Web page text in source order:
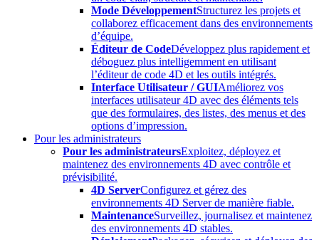
Mode DéveloppementStructurez les projets et
collaborez efficacement dans des environnements
d’équipe.
Éditeur de CodeDéveloppez plus rapidement et
déboguez plus intelligemment en utilisant
l’éditeur de code 4D et les outils intégrés.
Interface Utilisateur / GUIAméliorez vos
interfaces utilisateur 4D avec des éléments tels
que des formulaires, des listes, des menus et des
options d’impression.
Pour les administrateurs
Pour les administrateursExploitez, déployez et
maintenez des environnements 4D avec contrôle et
prévisibilité.
4D ServerConfigurez et gérez des
environnements 4D Server de manière fiable.
MaintenanceSurveillez, journalisez et maintenez
des environnements 4D stables.